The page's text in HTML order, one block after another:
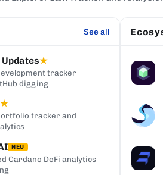
See all
★
tracker
digging
★
tracker and
NEU
Cardano DeFi analytics